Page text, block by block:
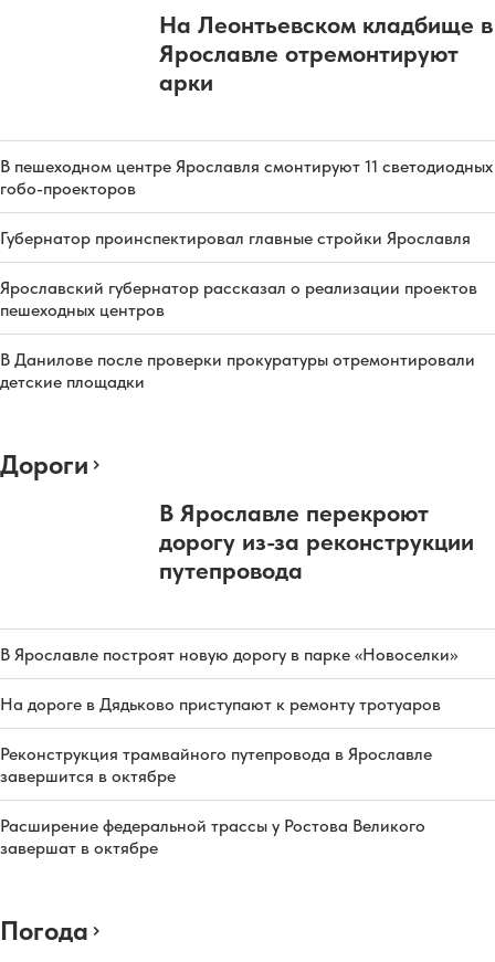
На Леонтьевском кладбище в
Ярославле отремонтируют
арки
В пешеходном центре Ярославля смонтируют 11 светодиодных
гобо-проекторов
Губернатор проинспектировал главные стройки Ярославля
Ярославский губернатор рассказал о реализации проектов
пешеходных центров
В Данилове после проверки прокуратуры отремонтировали
детские площадки
Дороги
В Ярославле перекроют
дорогу из-за реконструкции
путепровода
В Ярославле построят новую дорогу в парке «Новоселки»
На дороге в Дядьково приступают к ремонту тротуаров
Реконструкция трамвайного путепровода в Ярославле
завершится в октябре
Расширение федеральной трассы у Ростова Великого
завершат в октябре
Погода